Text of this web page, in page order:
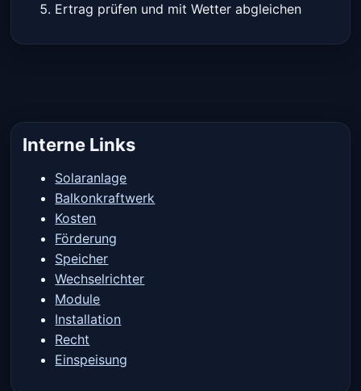
Ertrag prüfen und mit Wetter abgleichen
Interne Links
Solaranlage
Balkonkraftwerk
Kosten
Förderung
Speicher
Wechselrichter
Module
Installation
Recht
Einspeisung